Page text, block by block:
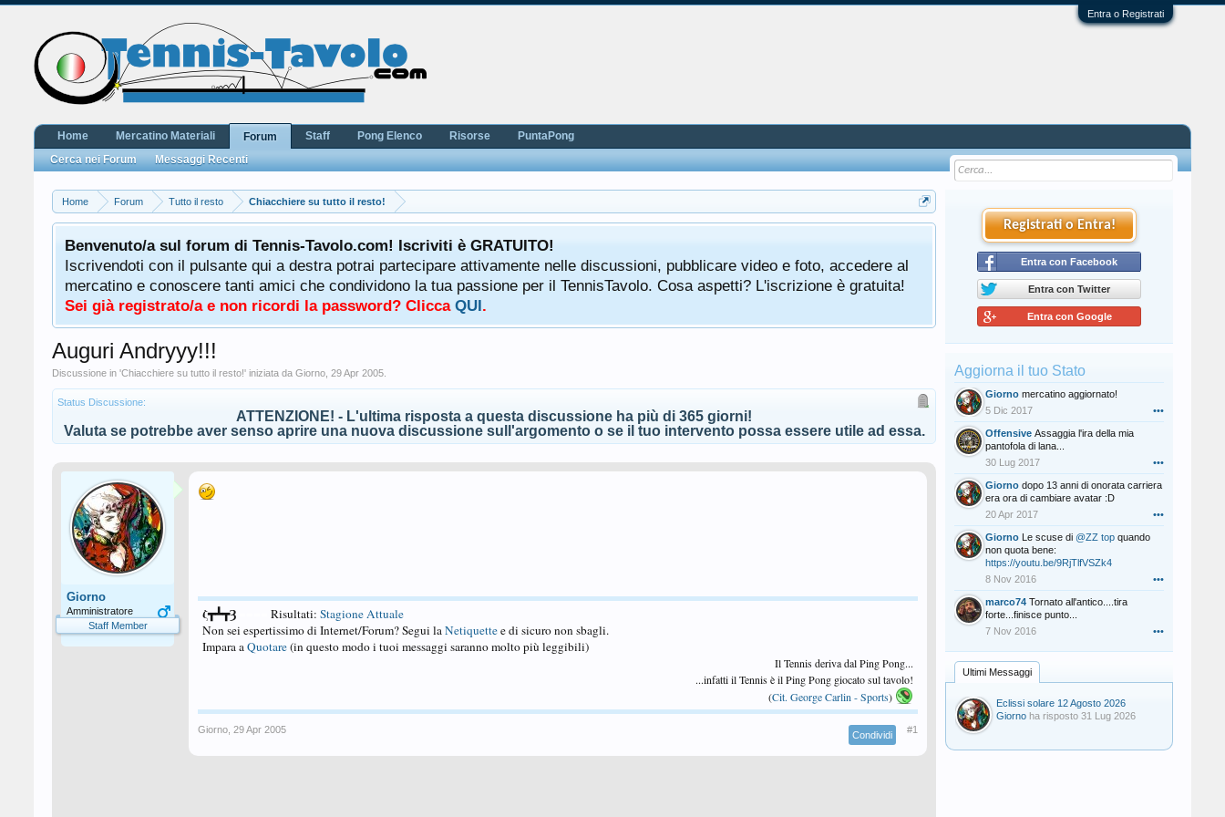
Entra o Registrati
Home Forum Tutto il resto Chiacchiere su tutto il resto!
Benvenuto/a sul forum di Tennis-Tavolo.com! Iscriviti è GRATUITO!
Iscrivendoti con il pulsante qui a destra potrai partecipare attivamente nelle discussioni, pubblicare video e foto, accedere al
mercatino e conoscere tanti amici che condividono la tua passione per il TennisTavolo. Cosa aspetti? L'iscrizione è gratuita!
Sei già registrato/a e non ricordi la password? Clicca QUI.
Auguri Andryyy!!!
Discussione in 'Chiacchiere su tutto il resto!' iniziata da Giorno 29 Apr 2005
Status Discussione:
ATTENZIONE! - L'ultima risposta a questa discussione ha più di 365 giorni!
Valuta se potrebbe aver senso aprire una nuova discussione sull'argomento o se il tuo intervento possa essere utile ad essa.
Giorno
Amministratore
Staff Member
ζ┳┻┳Ȝ Risultati: Stagione Attuale
Non sei espertissimo di Internet/Forum? Segui laNetiquettee di sicuro non sbagli.
Impara aQuotare(in questo modo i tuoi messaggi saranno molto più leggibili)
Il Tennis deriva dal Ping Pong...
...infatti il Tennis è il Ping Pong giocato sul tavolo!
(Cit. George Carlin - Sports)
Giorno 29 Apr 2005 Condividi #1
Registrati o Entra!
Entra con Facebook
Entra con Twitter
Entra con Google
Aggiorna il tuo Stato
Giorno mercatino aggiornato!
5 Dic 2017
•••
Offensive Assaggia l'ira della mia
pantofola di lana...
30 Lug 2017
•••
Giorno dopo 13 anni di onorata carriera
era ora di cambiare avatar :D
20 Apr 2017
•••
Giorno Le scuse di @ZZ top quando
non quota bene:
https://youtu.be/9RjTlfVSZk4
8 Nov 2016
•••
marco74 Tornato all'antico....tira
forte...finisce punto...
7 Nov 2016
•••
Ultimi Messaggi
Eclissi solare 12 Agosto 2026
Giorno ha risposto 31 Lug 2026
Home Mercatino Materiali
Forum
Cerca nei Forum
Messaggi Recenti
Staff Pong Elenco Risorse PuntaPong